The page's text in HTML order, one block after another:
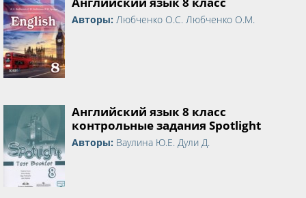
Авторы: Любченко О.С. Любченко О.М.
Английский язык 8 класс
контрольные задания Spotlight
Авторы: Ваулина Ю.Е. Дули Д.